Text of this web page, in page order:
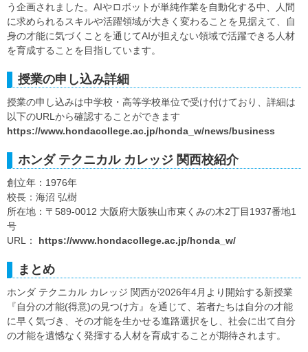
う企画されました。AIやロボットが単純作業を自動化する中、人間
に求められるスキルや活躍領域が大きく変わることを見据えて、自
身の才能に気づくことを通じてAIが担えない領域で活躍できる人材
を育成することを目指しています。
授業の申し込み詳細
授業の申し込みは中学校・高等学校単位で受け付けており、詳細は
以下のURLから確認することができます
https://www.hondacollege.ac.jp/honda_w/news/business
ホンダ テクニカル カレッジ 関西校紹介
創立年：1976年
校長：海沼 弘樹
所在地：〒589-0012 大阪府大阪狭山市東くみの木2丁目1937番地1
号
URL： https://www.hondacollege.ac.jp/honda_w/
まとめ
ホンダ テクニカル カレッジ 関西が2026年4月より開始する新授業
『自分の才能(得意)の見つけ方』を通じて、若者たちは自分の才能
に早く気づき、その才能を生かせる進路選択をし、社会に出て自分
の才能を遺憾なく発揮する人材を育成することが期待されます。